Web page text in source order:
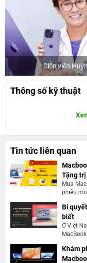
Diễn viên
Thông số kỹ thuật
Tin tức liên quan
Tặng
Mua
phiếu
thành
phẩm
cả
tay gọi
hấp dẫn.
Bí
biết
Ở Việt
trâu bò.
như
Khám